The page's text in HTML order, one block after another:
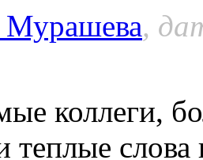
Мурашева,
коллеги,
теплые